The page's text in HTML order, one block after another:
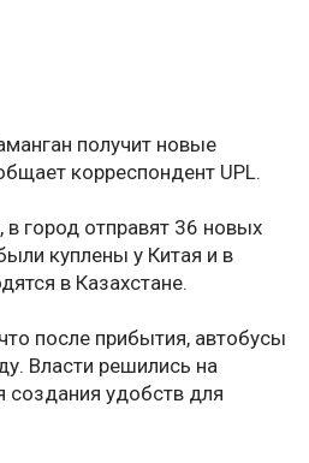
получит новые
корреспондент UPL.
город отправят 36 новых
куплены у Китая и в
в Казахстане.
после прибытия, автобусы
Власти решились на
создания удобств для